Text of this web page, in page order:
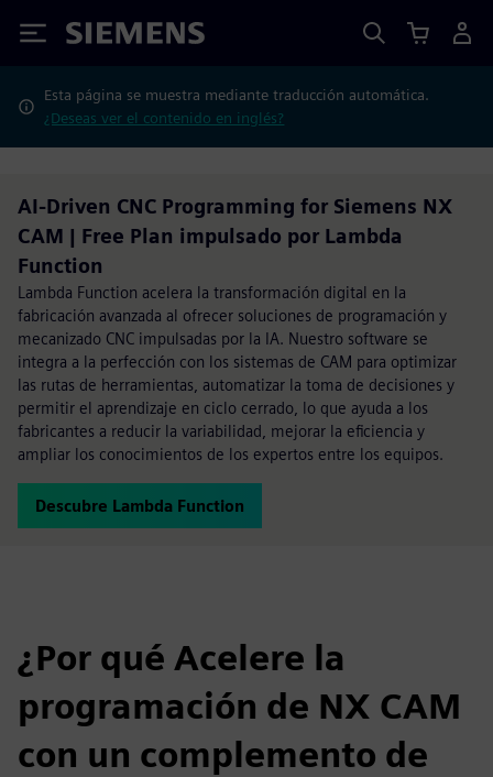
Siemens
Esta página se muestra mediante traducción automática.
¿Deseas ver el contenido en inglés?
AI-Driven CNC Programming for Siemens NX
CAM | Free Plan impulsado por Lambda
Function
Lambda Function acelera la transformación digital en la
fabricación avanzada al ofrecer soluciones de programación y
mecanizado CNC impulsadas por la IA. Nuestro software se
integra a la perfección con los sistemas de CAM para optimizar
las rutas de herramientas, automatizar la toma de decisiones y
permitir el aprendizaje en ciclo cerrado, lo que ayuda a los
fabricantes a reducir la variabilidad, mejorar la eficiencia y
ampliar los conocimientos de los expertos entre los equipos.
Descubre Lambda Function
¿Por qué Acelere la
programación de NX CAM
con un complemento de